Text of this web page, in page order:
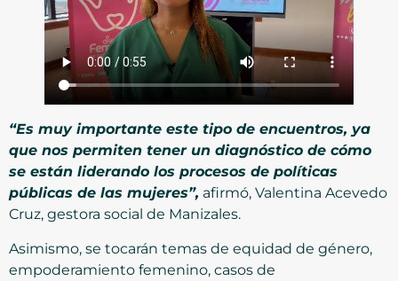
“Es muy importante este tipo de encuentros, ya
que nos permiten tener un diagnóstico de cómo
se están liderando los procesos de políticas
públicas de las mujeres”, afirmó, Valentina Acevedo
Cruz, gestora social de Manizales.
Asimismo, se tocarán temas de equidad de género,
empoderamiento femenino, casos de